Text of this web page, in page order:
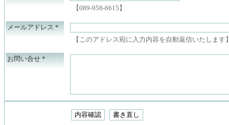
【089-958-6615】
メールアドレス *
【このアドレス宛に入力内容を自動返信いたします
お問い合せ *